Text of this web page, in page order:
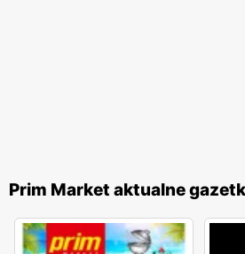
Prim Market aktualne